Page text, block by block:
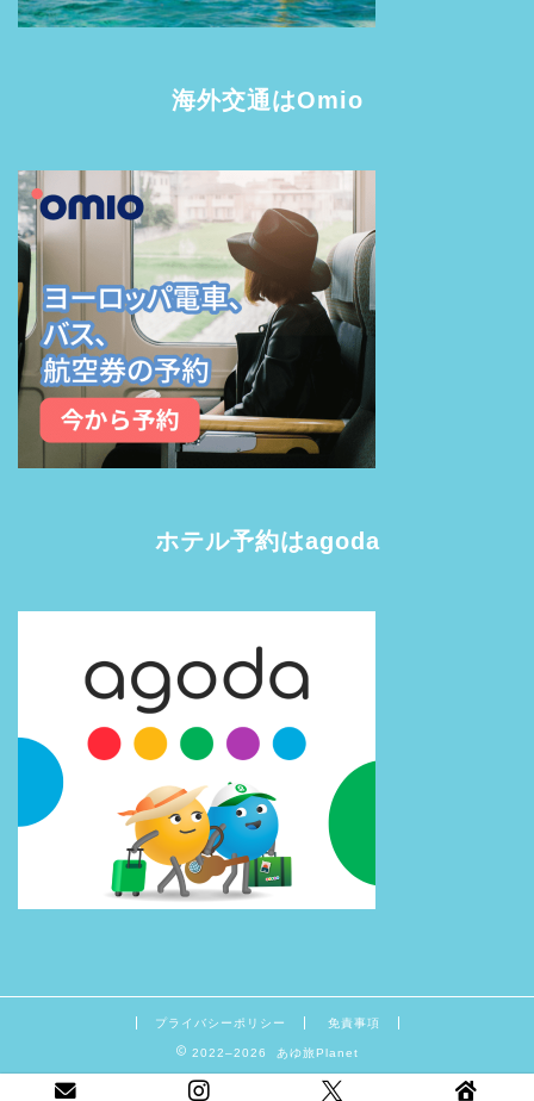
海外交通はOmio
ホテル予約はagoda
プライバシーポリシー 免責事項
2022–2026 あゆ旅Planet